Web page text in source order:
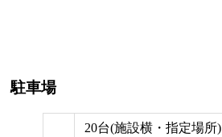
駐車場
20台(施設横・指定場所)